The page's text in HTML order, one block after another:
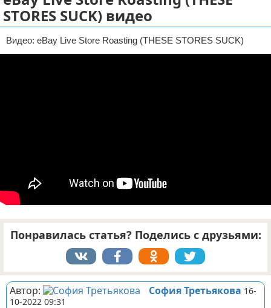
ДТП
Своими руками
Отказ от ответственности
STORES SUCK) видео
Видео: eBay Live Store Roasting (THESE STORES SUCK)
Понравилась статья? Поделись с друзьями:
Автор: София Третьякова 16-
10-2022 09:31